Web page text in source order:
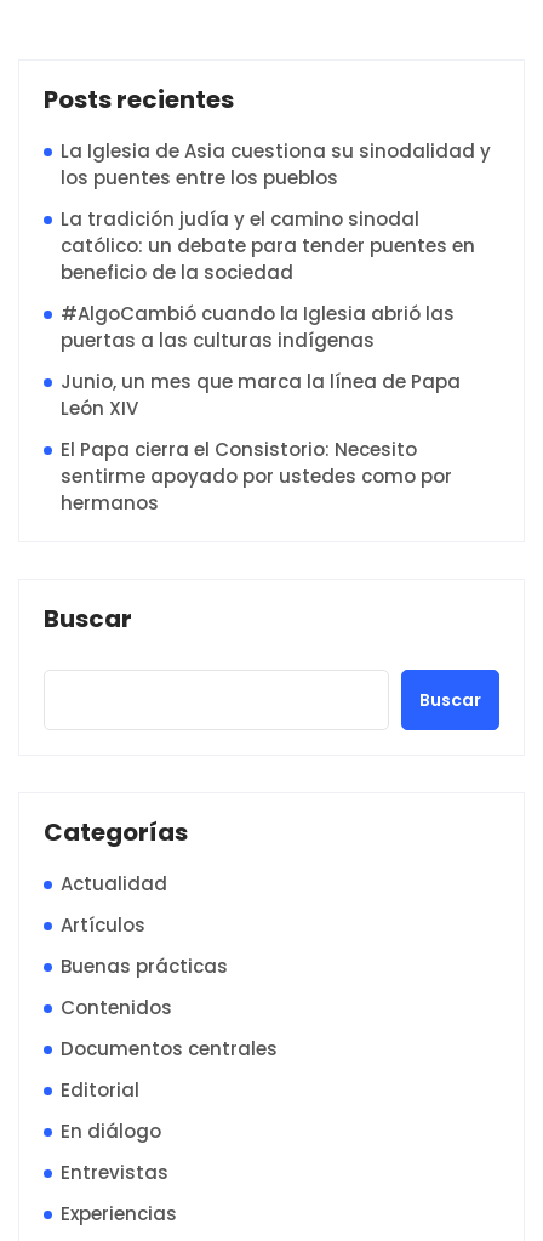
Posts recientes
La Iglesia de Asia cuestiona su sinodalidad y
los puentes entre los pueblos
La tradición judía y el camino sinodal
católico: un debate para tender puentes en
beneficio de la sociedad
#AlgoCambió cuando la Iglesia abrió las
puertas a las culturas indígenas
Junio, un mes que marca la línea de Papa
León XIV
El Papa cierra el Consistorio: Necesito
sentirme apoyado por ustedes como por
hermanos
Buscar
Buscar
Categorías
Actualidad
Artículos
Buenas prácticas
Contenidos
Documentos centrales
Editorial
En diálogo
Entrevistas
Experiencias